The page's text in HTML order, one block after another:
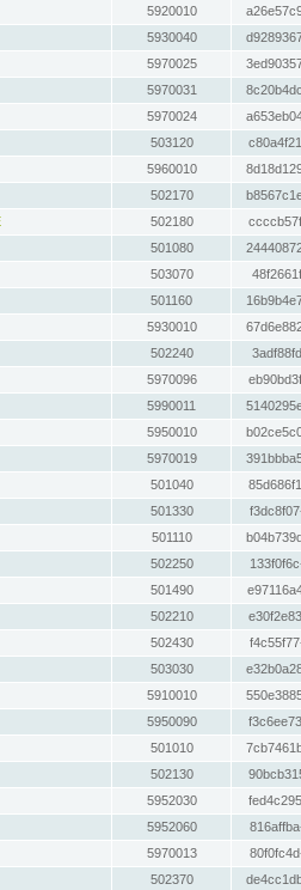
5920010
5930040
5970025
5970031
5970024
503120
5960010
502170
502180
501080
503070
501160
5930010
502240
5970096
5990011
5950010
5970019
501040
501330
501110
502250
501490
502210
502430
503030
5910010
5950090
501010
502130
5952030
5952060
5970013
502370